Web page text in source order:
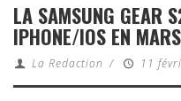
LA SAMSUNG GEAR
IPHONE/IOS EN MARS
La Redaction / 11